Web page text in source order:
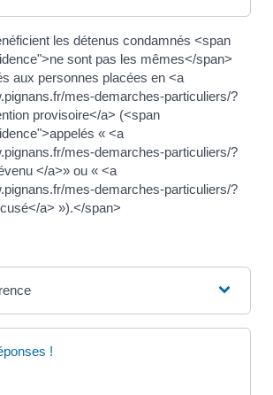
les détenus condamnés <span
sont pas les mêmes</span>
aux personnes placées en <a
mes-demarches-particuliers/?
provisoire</a> (<span
« <a
mes-demarches-particuliers/?
</a>» ou « <a
mes-demarches-particuliers/?
a> »).</span>
!